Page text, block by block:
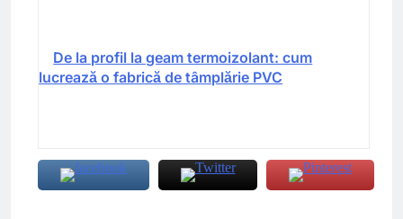
De la profil la geam termoizolant: cum
lucrează o fabrică de tâmplărie PVC